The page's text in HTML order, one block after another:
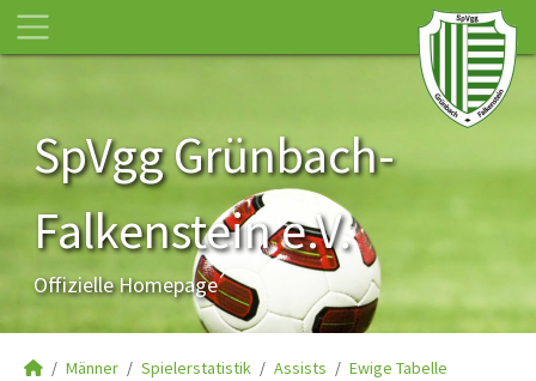
SpVgg Grünbach-
Falkenstein e.V.
Offizielle Homepage
Männer Spielerstatistik Assists
Ewige Tabelle